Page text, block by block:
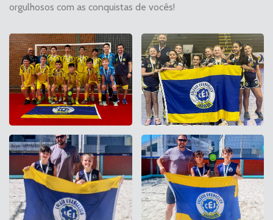
orgulhosos com as conquistas de vocês!